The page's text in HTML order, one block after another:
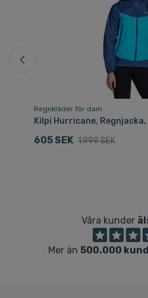
Regnkläder för dam
Kilpi Hurricane, Regnjacka,
605 SEK 1.999 SEK
Våra kunder
Mer än 500.000